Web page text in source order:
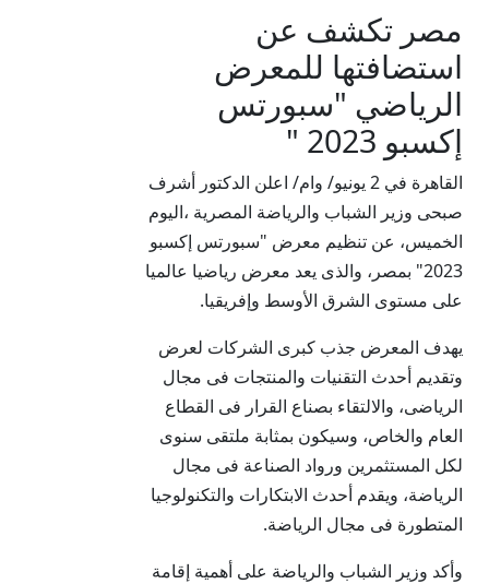
مصر تكشف عن
استضافتها للمعرض
الرياضي "سبورتس
إكسبو 2023 "
القاهرة في 2 يونيو/ وام/ اعلن الدكتور أشرف
صبحى وزير الشباب والرياضة المصرية ،اليوم
الخميس، عن تنظيم معرض "سبورتس إكسبو
2023" بمصر، والذى يعد معرض رياضيا عالميا
على مستوى الشرق الأوسط وإفريقيا.
يهدف المعرض جذب كبرى الشركات لعرض
وتقديم أحدث التقنيات والمنتجات فى مجال
الرياضى، والالتقاء بصناع القرار فى القطاع
العام والخاص، وسيكون بمثابة ملتقى سنوى
لكل المستثمرين ورواد الصناعة فى مجال
الرياضة، ويقدم أحدث الابتكارات والتكنولوجيا
المتطورة فى مجال الرياضة.
وأكد وزير الشباب والرياضة على أهمية إقامة